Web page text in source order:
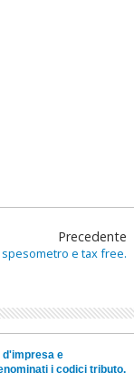
Precedente
e tax free.
d'impresa e
i codici tributo.